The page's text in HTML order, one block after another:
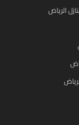
الرياض